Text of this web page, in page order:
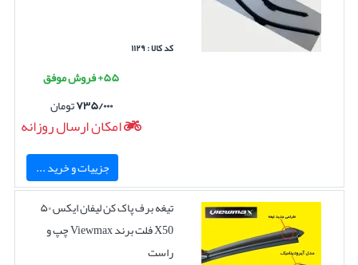
کد کالا : ۱۱۲۹
۵۵+ فروش موفق
۷۳۵/۰۰۰تومان
امکان ارسال روزانه
جزییات و خرید ...
تیغه برف پاک کن لیفان ایکس ۵۰
X50 فلت برند Viewmax چپ و
راست